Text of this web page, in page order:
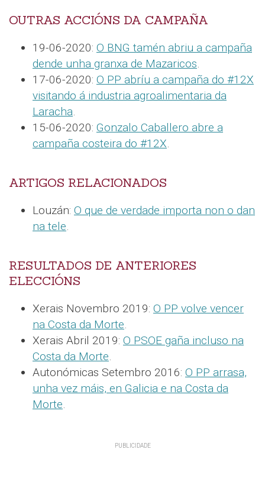
OUTRAS ACCIÓNS DA CAMPAÑA
19-06-2020: O BNG tamén abriu a campaña
dende unha granxa de Mazaricos.
17-06-2020: O PP abríu a campaña do #12X
visitando á industria agroalimentaria da
Laracha.
15-06-2020: Gonzalo Caballero abre a
campaña costeira do #12X.
ARTIGOS RELACIONADOS
Louzán: O que de verdade importa non o dan
na tele.
RESULTADOS DE ANTERIORES
ELECCIÓNS
Xerais Novembro 2019: O PP volve vencer
na Costa da Morte.
Xerais Abril 2019: O PSOE gaña incluso na
Costa da Morte.
Autonómicas Setembro 2016: O PP arrasa,
unha vez máis, en Galicia e na Costa da
Morte.